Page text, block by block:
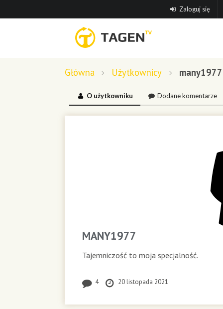
Zaloguj się
Główna Użytkownicy many1977
O użytkowniku Dodane komentarze
MANY1977
Tajemniczość to moja specjalność.
4 20 listopada 2021